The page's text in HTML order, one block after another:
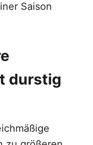
Saison
durstig